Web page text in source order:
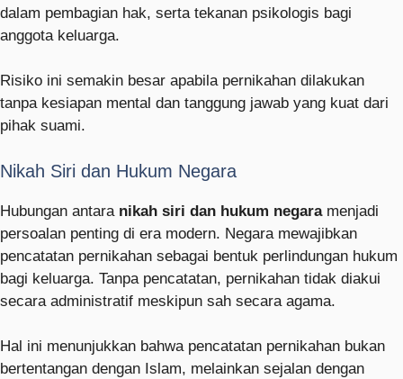
dalam pembagian hak, serta tekanan psikologis bagi
anggota keluarga.
Risiko ini semakin besar apabila pernikahan dilakukan
tanpa kesiapan mental dan tanggung jawab yang kuat dari
pihak suami.
Nikah Siri dan Hukum Negara
Hubungan antara nikah siri dan hukum negaramenjadi
persoalan penting di era modern. Negara mewajibkan
pencatatan pernikahan sebagai bentuk perlindungan hukum
bagi keluarga. Tanpa pencatatan, pernikahan tidak diakui
secara administratif meskipun sah secara agama.
Hal ini menunjukkan bahwa pencatatan pernikahan bukan
bertentangan dengan Islam, melainkan sejalan dengan